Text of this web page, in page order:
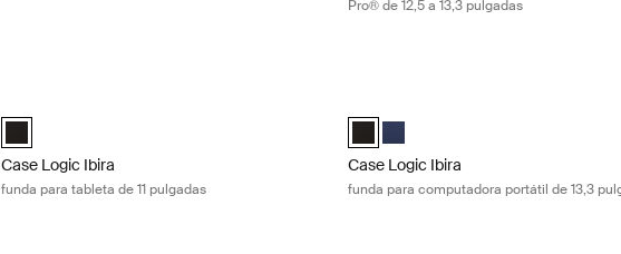
Pro® de 12,5 a 13,3 pulgadas
Case Logic Ibira Laptop Sleeve Negro (selected)
Case Logic Ibira
funda para tableta de 11 pulgadas
Case Logic Ibira Laptop Sleeve Negro
Case Logic Ibira Laptop Sleeve
Case Logic Ibira
funda para computadora portátil de 13,3